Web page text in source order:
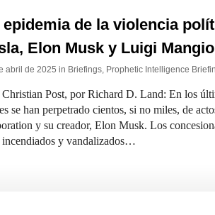
epidemia de la violencia
Elon Musk y Luigi
abril de 2025 in Briefings, Prophetic Intelligence
Post, por Richard D. Land: En los
se han perpetrado cientos, si no miles, de
y su creador, Elon Musk. Los
incendiados y vandalizados…